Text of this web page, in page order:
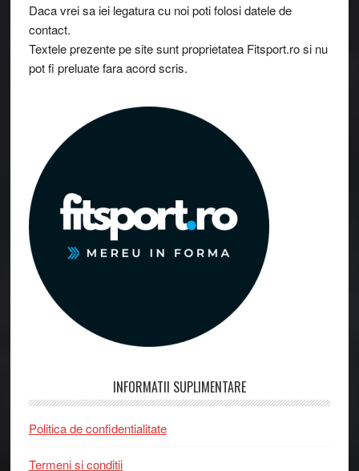
Daca vrei sa iei legatura cu noi poti folosi datele de
contact.
Textele prezente pe site sunt proprietatea Fitsport.ro si nu
pot fi preluate fara acord scris.
INFORMATII SUPLIMENTARE
Politica de confidentialitate
Termeni si conditii